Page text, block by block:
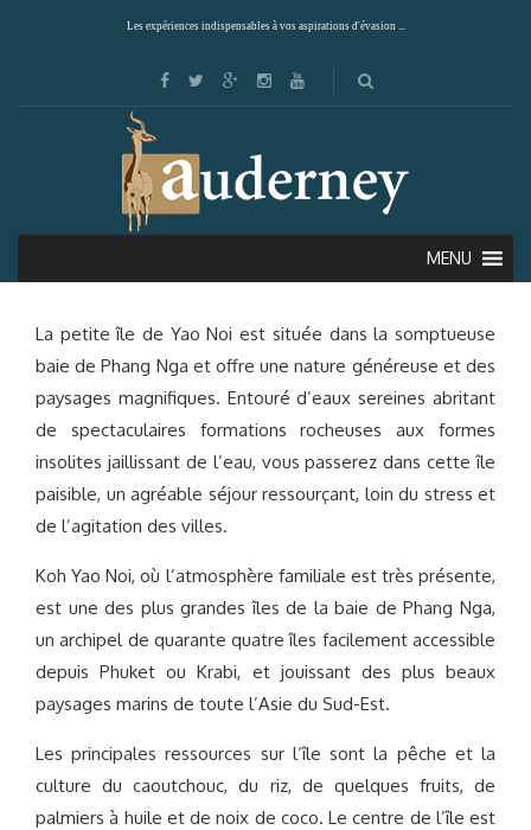
Les expériences indispensables à vos aspirations d'évasion ...
MENU
KOH YAO NOI
La petite île de Yao Noi est située dans la somptueuse
baie de Phang Nga et offre une nature généreuse et des
paysages magnifiques. Entouré d’eaux sereines abritant
de spectaculaires formations rocheuses aux formes
insolites jaillissant de l’eau, vous passerez dans cette île
paisible, un agréable séjour ressourçant, loin du stress et
de l’agitation des villes.
Koh Yao Noi, où l’atmosphère familiale est très présente,
est une des plus grandes îles de la baie de Phang Nga,
un archipel de quarante quatre îles facilement accessible
depuis Phuket ou Krabi, et jouissant des plus beaux
paysages marins de toute l’Asie du Sud-Est.
Les principales ressources sur l’île sont la pêche et la
culture du caoutchouc, du riz, de quelques fruits, de
palmiers à huile et de noix de coco. Le centre de l’île est